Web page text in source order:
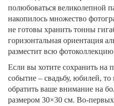
полюбоваться великолепной
накопилось множество
не готовы хранить тонны
горизонтальная ориентация
разместит всю
Если вы хотите сохранить на
событие – свадьбу, юбилей,
обратить ваше внимание на
размером 30×30 см. Во-